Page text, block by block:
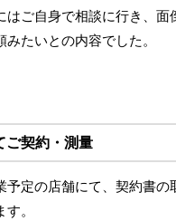
はご自身で相談に行き、面
みたいとの内容でした。
ご契約・測量
予定の店舗にて、契約書の
。